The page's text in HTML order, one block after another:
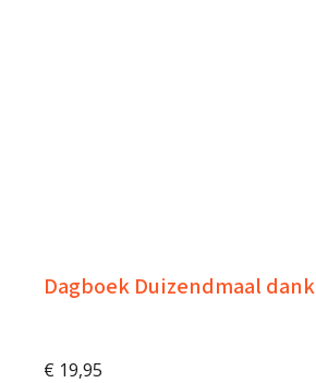
Dagboek Duizendmaal dank
€ 19,95